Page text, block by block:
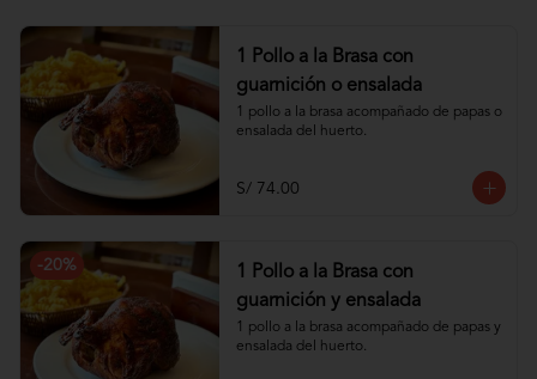
1 Pollo a la Brasa con
guarnición o ensalada
1 pollo a la brasa acompañado de papas o
ensalada del huerto.
S/ 74.00
-20%
1 Pollo a la Brasa con
guarnición y ensalada
1 pollo a la brasa acompañado de papas y
ensalada del huerto.